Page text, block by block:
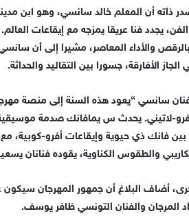
ذاته أن المعلم خالد سانسي، وهو ابن
يجدد فنا عريقا يمزجه مع إيقاعات
والأداء المعاصر، مشيرا إلى أن
الأفارقة، جسورا بين التقاليد والحداثة.
سانسي “يعود هذه السنة إلى منصة
لاتيني. يحدث س يمافانك صدمة موسيقية
فانك ذي حيوية وإيقاعات أفرو-كوبية، مع
والطقوس الكناوية، يقوده فنانان
أضاف البلاغ أن جمهور المهرجان
المرجان والفنان التونسي ظافر يوسف.